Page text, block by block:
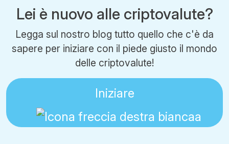
Lei è nuovo alle criptovalute?
Legga sul nostro blog tutto quello che c'è da
sapere per iniziare con il piede giusto il mondo
delle criptovalute!
Iniziare